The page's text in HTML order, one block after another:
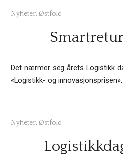
Nyheter, Østfold
Det nærmer seg årets Logistikk
«Logistikk- og
Nyheter, Østfold